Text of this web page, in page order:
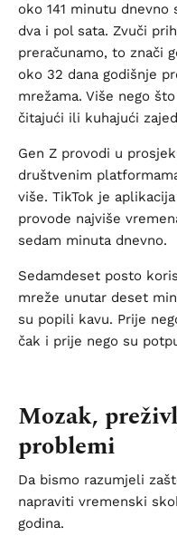
oko 141 minutu
dva i pol sata. Zvuči
preračunamo, to znači
oko 32 dana godišnje
mrežama. Više nego
čitajući ili kuhajući
Gen Z provodi u
društvenim
više. TikTok je
provode najviše
sedam minuta dnevno.
Sedamdeset posto
mreže unutar deset
su popili kavu. Prije
čak i prije nego su
Mozak,
problemi
Da bismo razumjeli
napraviti vremenski
godina.